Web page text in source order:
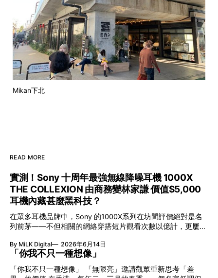
Mikan下北
READ MORE
實測！Sony 十周年最強無線降噪耳機 1000X
THE COLLEXION 由商務變林家謙 價值$5,000
耳機內藏甚麼黑科技？
在眾多耳機品牌中，Sony 的1000X系列在坊間評價絕對是名
列前茅——不但相關的網絡穿搭短片觀看次數以億計，更屢獲
VGP 金獎，也是 Amazon 折扣日的大熱推介。
By MiLK Digital 2026年6月14日
「你我不只一種想像」
「你我不只一種想像」 「無限亮」邀請觀眾重新思考「差